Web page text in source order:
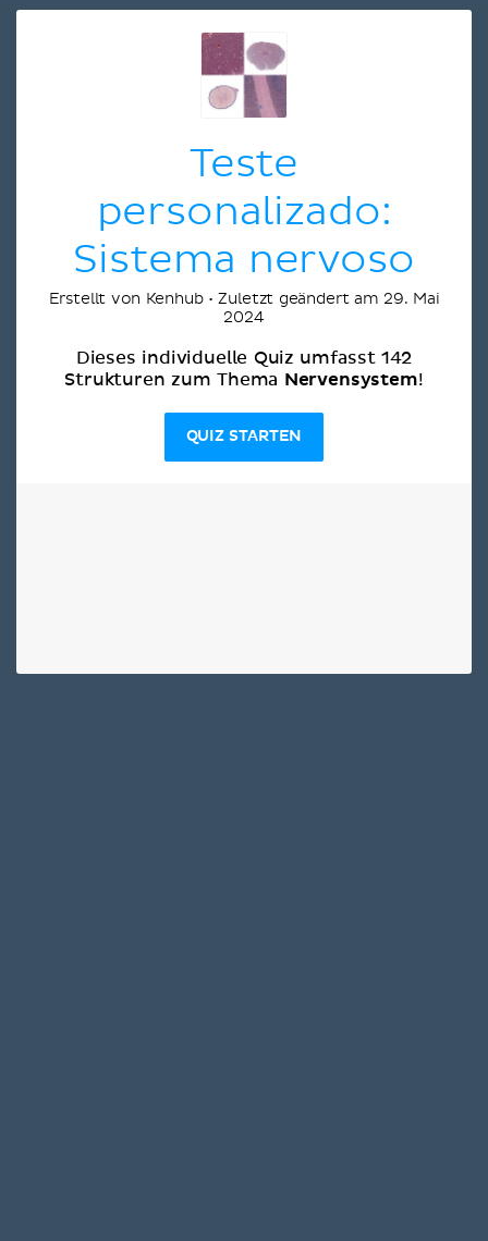
Teste
personalizado:
Sistema nervoso
Erstellt von Kenhub • Zuletzt geändert am 29. Mai
2024
Dieses individuelle Quiz umfasst 142
Strukturen zum Thema Nervensystem!
QUIZ STARTEN